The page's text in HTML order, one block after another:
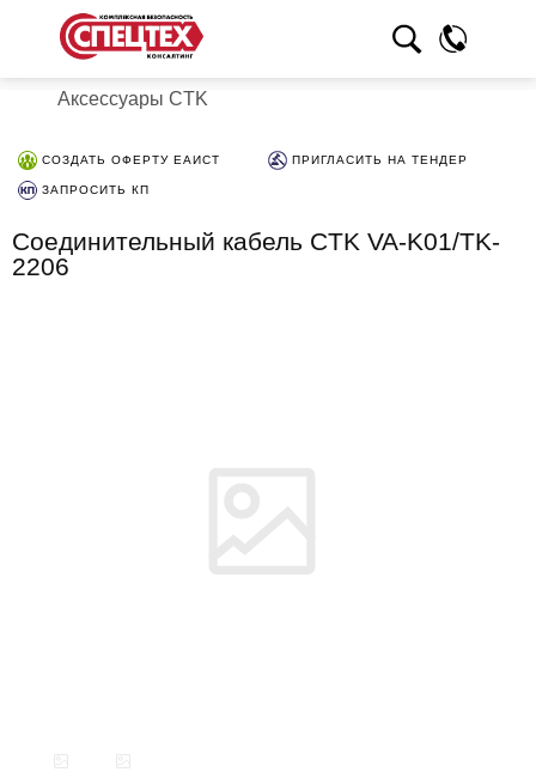
Аксессуары CTK
СОЗДАТЬ ОФЕРТУ ЕАИСТ ПРИГЛАСИТЬ НА ТЕНДЕР
ЗАПРОСИТЬ КП
Соединительный кабель CTK VA-K01/TK-
2206